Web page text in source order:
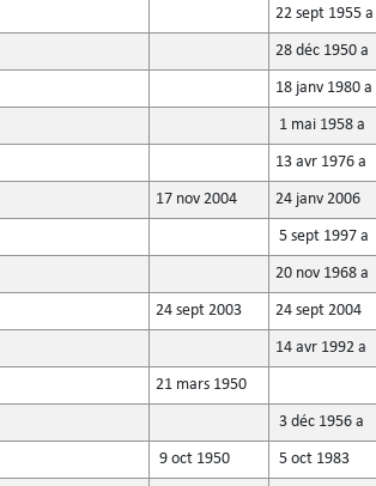
22 sept 1955 a
28 déc 1950 a
18 janv 1980 a
1 mai 1958 a
13 avr 1976 a
17 nov 2004 24 janv 2006
5 sept 1997 a
20 nov 1968 a
24 sept 2003 24 sept 2004
14 avr 1992 a
21 mars 1950
3 déc 1956 a
9 oct 1950 5 oct 1983